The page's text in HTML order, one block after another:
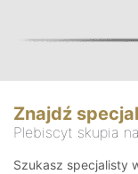
Znajdź
Plebiscyt skupia
Szukasz specjalisty